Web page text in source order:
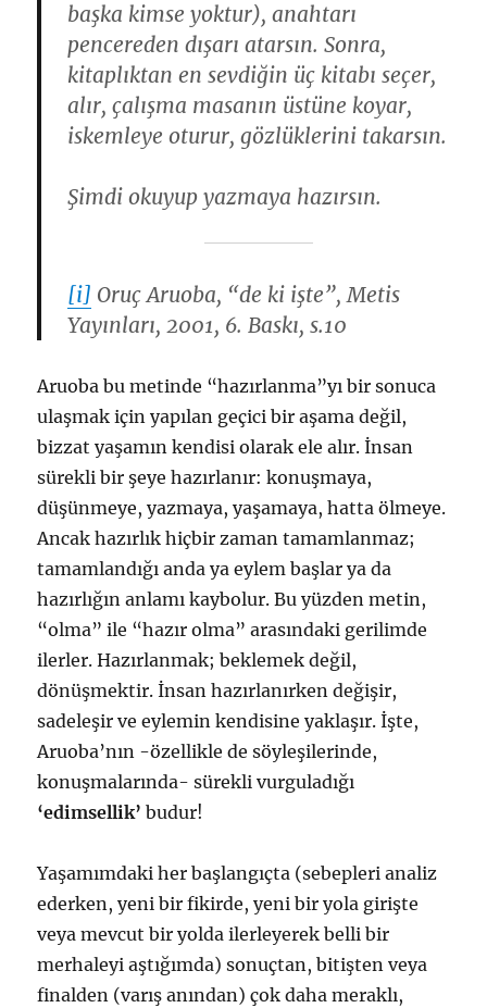
başka kimse yoktur), anahtarı
pencereden dışarı atarsın. Sonra,
kitaplıktan en sevdiğin üç kitabı seçer,
alır, çalışma masanın üstüne koyar,
iskemleye oturur, gözlüklerini takarsın.
Şimdi okuyup yazmaya hazırsın.
[i] Oruç Aruoba, “de ki işte”, Metis
Yayınları, 2001, 6. Baskı, s.10
Aruoba bu metinde “hazırlanma”yı bir sonuca
ulaşmak için yapılan geçici bir aşama değil,
bizzat yaşamın kendisi olarak ele alır. İnsan
sürekli bir şeye hazırlanır: konuşmaya,
düşünmeye, yazmaya, yaşamaya, hatta ölmeye.
Ancak hazırlık hiçbir zaman tamamlanmaz;
tamamlandığı anda ya eylem başlar ya da
hazırlığın anlamı kaybolur. Bu yüzden metin,
“olma” ile “hazır olma” arasındaki gerilimde
ilerler. Hazırlanmak; beklemek değil,
dönüşmektir. İnsan hazırlanırken değişir,
sadeleşir ve eylemin kendisine yaklaşır. İşte,
Aruoba’nın -özellikle de söyleşilerinde,
konuşmalarında- sürekli vurguladığı
‘edimsellik’budur!
Yaşamımdaki her başlangıçta (sebepleri analiz
ederken, yeni bir fikirde, yeni bir yola girişte
veya mevcut bir yolda ilerleyerek belli bir
merhaleyi aştığımda) sonuçtan, bitişten veya
finalden (varış anından) çok daha meraklı,